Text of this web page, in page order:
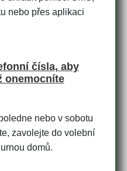
nebo přes aplikaci
čísla, aby
onemocníte
nebo v sobotu
zavolejte do volební
domů.